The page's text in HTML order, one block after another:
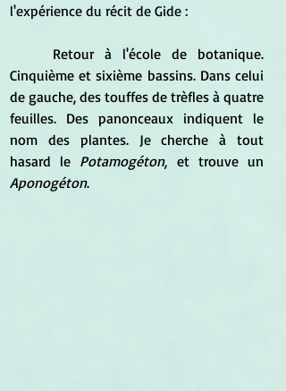
l'expérience du récit de Gide :
Cinquième et sixième bassins. Dans celui
de gauche, des touffes de trèfles à quatre
feuilles. Des panonceaux indiquent le
nom des plantes. Je cherche à tout
hasard le Potamogéton
Aponogéton.